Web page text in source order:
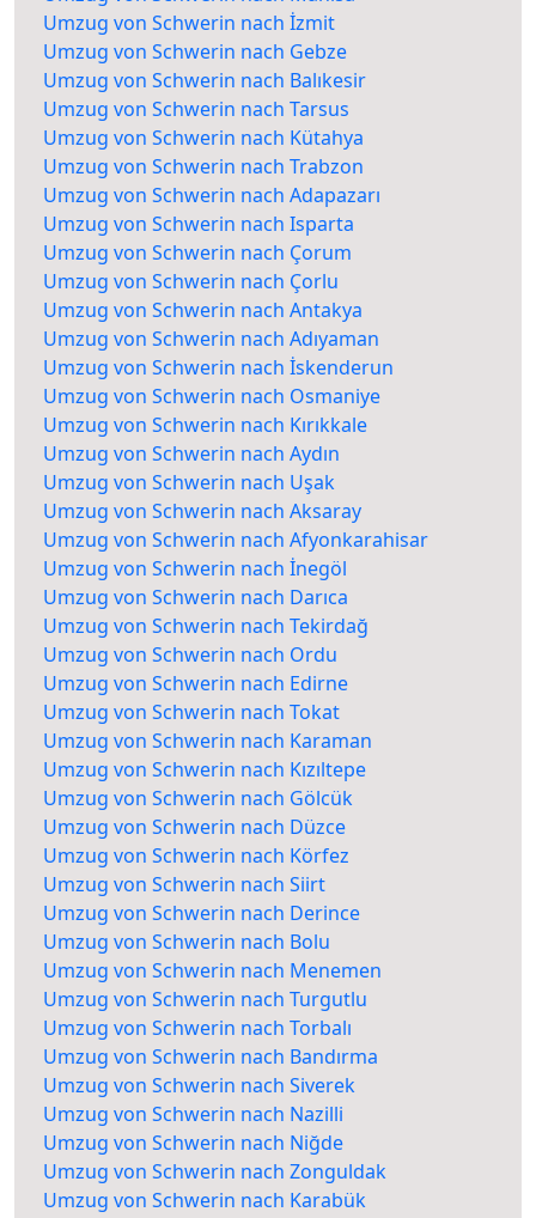
Umzug von Schwerin nach İzmit
Umzug von Schwerin nach Gebze
Umzug von Schwerin nach Balıkesir
Umzug von Schwerin nach Tarsus
Umzug von Schwerin nach Kütahya
Umzug von Schwerin nach Trabzon
Umzug von Schwerin nach Adapazarı
Umzug von Schwerin nach Isparta
Umzug von Schwerin nach Çorum
Umzug von Schwerin nach Çorlu
Umzug von Schwerin nach Antakya
Umzug von Schwerin nach Adıyaman
Umzug von Schwerin nach İskenderun
Umzug von Schwerin nach Osmaniye
Umzug von Schwerin nach Kırıkkale
Umzug von Schwerin nach Aydın
Umzug von Schwerin nach Uşak
Umzug von Schwerin nach Aksaray
Umzug von Schwerin nach Afyonkarahisar
Umzug von Schwerin nach İnegöl
Umzug von Schwerin nach Darıca
Umzug von Schwerin nach Tekirdağ
Umzug von Schwerin nach Ordu
Umzug von Schwerin nach Edirne
Umzug von Schwerin nach Tokat
Umzug von Schwerin nach Karaman
Umzug von Schwerin nach Kızıltepe
Umzug von Schwerin nach Gölcük
Umzug von Schwerin nach Düzce
Umzug von Schwerin nach Körfez
Umzug von Schwerin nach Siirt
Umzug von Schwerin nach Derince
Umzug von Schwerin nach Bolu
Umzug von Schwerin nach Menemen
Umzug von Schwerin nach Turgutlu
Umzug von Schwerin nach Torbalı
Umzug von Schwerin nach Bandırma
Umzug von Schwerin nach Siverek
Umzug von Schwerin nach Nazilli
Umzug von Schwerin nach Niğde
Umzug von Schwerin nach Zonguldak
Umzug von Schwerin nach Karabük